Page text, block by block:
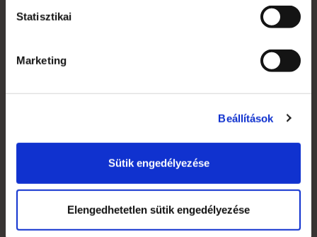
Statisztikai
Marketing
Beállítások
Sütik engedélyezése
Elengedhetetlen sütik engedélyezése
Kapcsolat
Szakmai szótár
Alkalmazott nyomdai technológiák
Általános Szerződési Feltételek